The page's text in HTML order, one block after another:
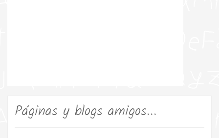
Páginas y blogs amigos...